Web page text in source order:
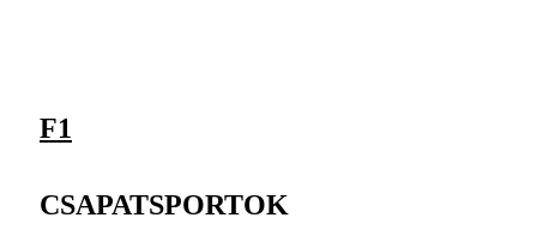
F1
CSAPATSPORTOK